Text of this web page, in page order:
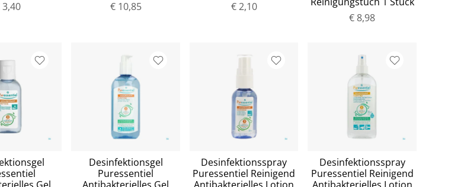
3,40
€ 10,85
€ 2,10
€ 8,98
Desinfektionsgel
Puressentiel
Desinfektionsspray
Puressentiel Reinigend
Desinfektionsspray
Puressentiel Reinigend